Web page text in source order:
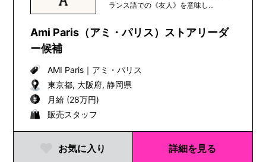
ランス語での《友人》を意味し...
Ami Paris（アミ・パリス）ストアリーダ
ー候補
AMI Paris｜ アミ・パリス
東京都, 大阪府, 静岡県
月給 (28万円)
販売スタッフ
お気に入り 詳細を見る